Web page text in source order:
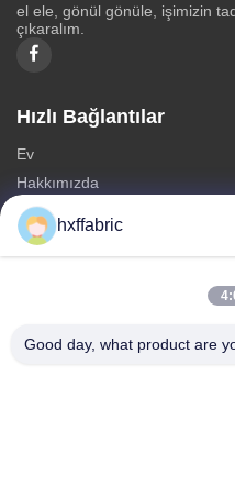
el ele, gönül gönüle, işimizin
çıkaralım.
Hızlı Bağlantılar
Ev
Hakkımızda
Ürünler
Bize Ulaşın
SBR neopren kumaş
hxffabric
Good day, what product are